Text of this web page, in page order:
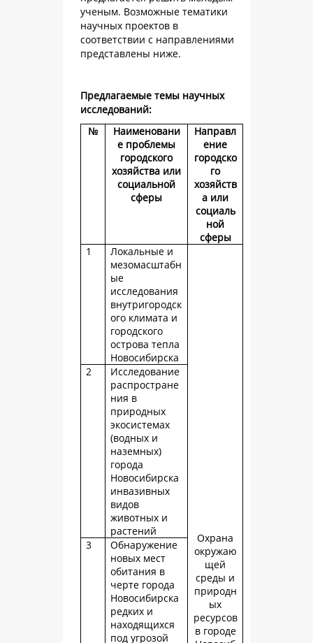
ученым. Возможные тематики
научных проектов в
соответствии с направлениями
представлены ниже.
Предлагаемые темы научных
исследований:
№
Наименовани
е проблемы
городского
хозяйства или
социальной
сферы
Направл
ение
городско
го
хозяйств
а или
социаль
ной
сферы
1
Локальные и
мезомасштабн
ые
исследования
внутригородск
ого климата и
городского
острова тепла
Новосибирска
Охрана
окружаю
щей
среды и
природн
ых
ресурсов
в городе
2
Исследование
распростране
ния в
природных
экосистемах
(водных и
наземных)
города
Новосибирска
инвазивных
видов
животных и
растений
3
Обнаружение
новых мест
обитания в
черте города
Новосибирска
редких и
находящихся
под угрозой